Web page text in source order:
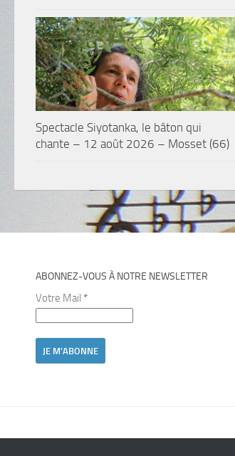
Spectacle Siyotanka, le bâton qui
chante – 12 août 2026 – Mosset (66)
ABONNEZ-VOUS À NOTRE NEWSLETTER
Votre Mail *